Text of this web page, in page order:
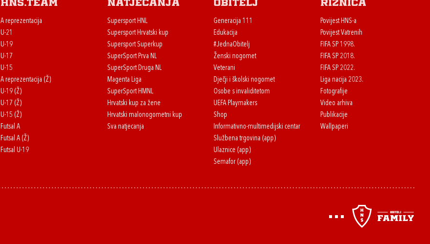
HNS.team
A reprezentacija
U-21
U-19
U-17
U-15
A reprezentacija (Ž)
U-19 (Ž)
U-17 (Ž)
U-15 (Ž)
Futsal A
Futsal A (Ž)
Futsal U-19
Natjecanja
Supersport HNL
Supersport Hrvatski kup
Supersport Superkup
SuperSport Prva NL
SuperSport Druga NL
Magenta Liga
SuperSport HMNL
Hrvatski kup za žene
Hrvatski malonogometni kup
Sva natjecanja
Obitelj
Generacija 111
Edukacija
#JednaObitelj
Ženski nogomet
Veterani
Dječji i školski nogomet
Osobe s invaliditetom
UEFA Playmakers
Shop
Informativno-multimedijski centar
Službena trgovina (app)
Ulaznice (app)
Semafor (app)
Riznica
Povijest HNS-a
Povijest Vatrenih
FIFA SP 1998.
FIFA SP 2018.
FIFA SP 2022.
Liga nacija 2023.
Fotografije
Video arhiva
Publikacije
Wallpaperi